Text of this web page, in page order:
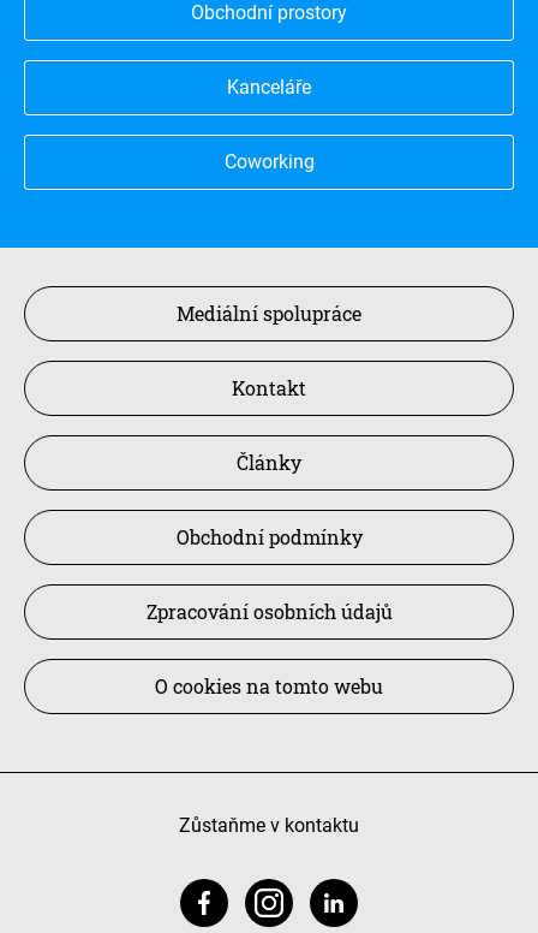
Obchodní prostory
Kanceláře
Coworking
Mediální spolupráce
Kontakt
Články
Obchodní podmínky
Zpracování osobních údajů
O cookies na tomto webu
Zůstaňme v kontaktu